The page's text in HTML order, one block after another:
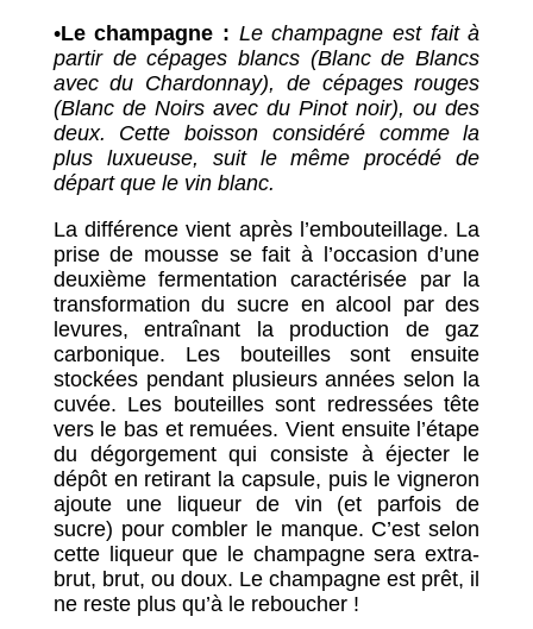
•Le champagne : Le champagne est fait à
partir de cépages blancs (Blanc de Blancs
avec du Chardonnay), de cépages rouges
(Blanc de Noirs avec du Pinot noir), ou des
deux. Cette boisson considéré comme la
plus luxueuse, suit le même procédé de
départ que le vin blanc.
La différence vient après l’embouteillage. La
prise de mousse se fait à l’occasion d’une
deuxième fermentation caractérisée par la
transformation du sucre en alcool par des
levures, entraînant la production de gaz
carbonique. Les bouteilles sont ensuite
stockées pendant plusieurs années selon la
cuvée. Les bouteilles sont redressées tête
vers le bas et remuées. Vient ensuite l’étape
du dégorgement qui consiste à éjecter le
dépôt en retirant la capsule, puis le vigneron
ajoute une liqueur de vin (et parfois de
sucre) pour combler le manque. C’est selon
cette liqueur que le champagne sera extra-
brut, brut, ou doux. Le champagne est prêt, il
ne reste plus qu’à le reboucher !